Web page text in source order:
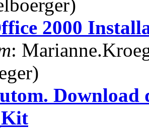
2000
:
Download